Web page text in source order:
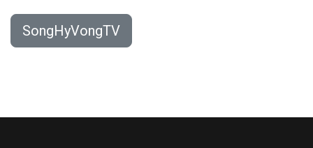
SongHyVongTV